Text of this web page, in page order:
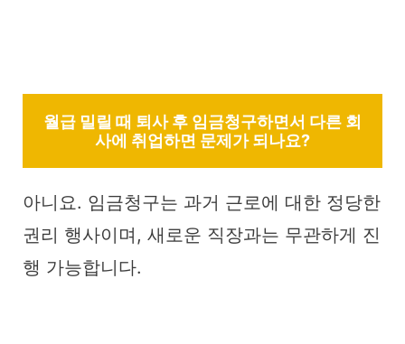
월급 밀릴 때 퇴사 후 임금청구하면서 다른 회
사에 취업하면 문제가 되나요?
아니요. 임금청구는 과거 근로에 대한 정당한
권리 행사이며, 새로운 직장과는 무관하게 진
행 가능합니다.